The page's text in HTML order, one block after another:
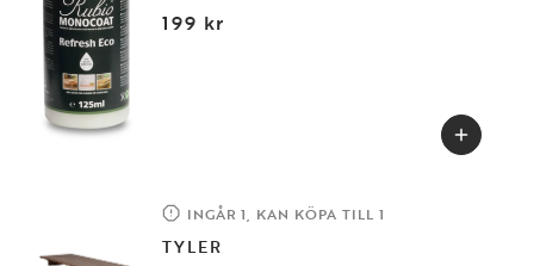
199 kr
INGÅR 1, KAN KÖPA TILL 1
TYLER